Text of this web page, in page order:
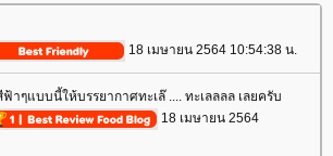
18 เมษายน 2564 10:54:38 น.
ๆแบบนี้ให้บรรยากาศทะเล๊ .... ทะเลลลล เลยครับ
18 เมษายน 2564